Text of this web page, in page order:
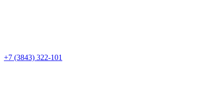
+7 (3843) 322-101